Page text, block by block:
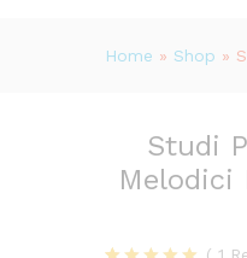
Home » Shop »
Studi
Melodici